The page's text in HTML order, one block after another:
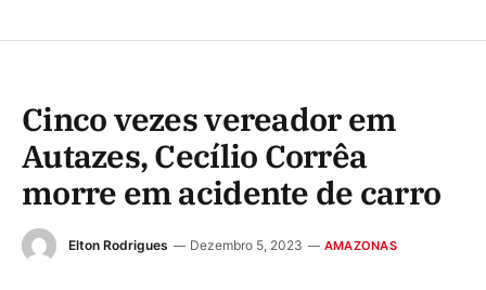
Cinco vezes vereador em
Autazes, Cecílio Corrêa
morre em acidente de carro
Elton Rodrigues Dezembro 5, 2023 AMAZONAS